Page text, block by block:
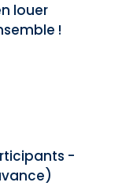
louer
!
-